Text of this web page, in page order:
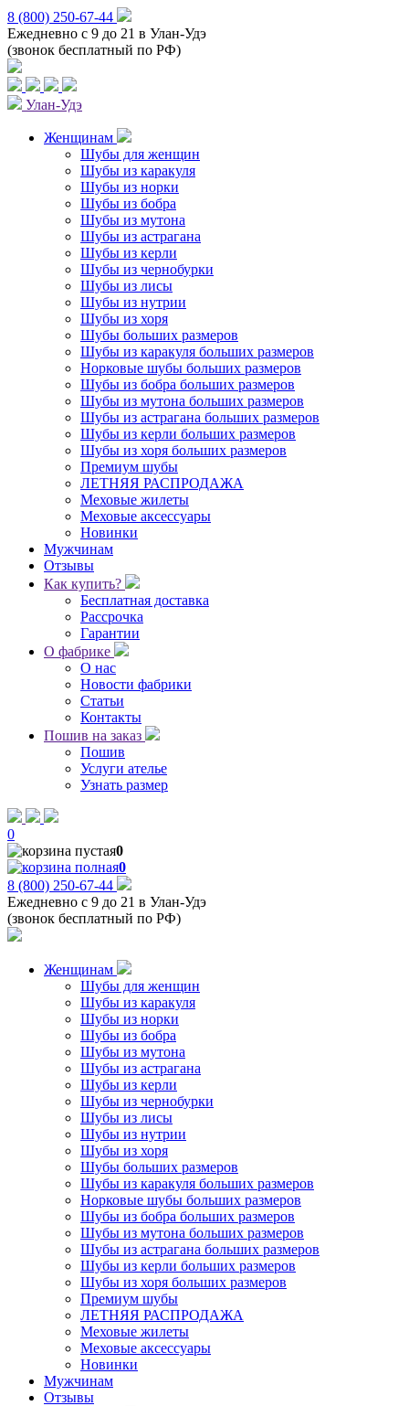
8 (800) 250-67-44
Ежедневно с 9 до 21 в Улан-Удэ
(звонок бесплатный по РФ)
Улан-Удэ
Женщинам
Шубы для женщин
Шубы из каракуля
Шубы из норки
Шубы из бобра
Шубы из мутона
Шубы из астрагана
Шубы из керли
Шубы из чернобурки
Шубы из лисы
Шубы из нутрии
Шубы из хоря
Шубы больших размеров
Шубы из каракуля больших размеров
Норковые шубы больших размеров
Шубы из бобра больших размеров
Шубы из мутона больших размеров
Шубы из астрагана больших размеров
Шубы из керли больших размеров
Шубы из хоря больших размеров
Премиум шубы
ЛЕТНЯЯ РАСПРОДАЖА
Меховые жилеты
Меховые аксессуары
Новинки
Мужчинам
Отзывы
Как купить?
Бесплатная доставка
Рассрочка
Гарантии
О фабрике
О нас
Новости фабрики
Статьи
Контакты
Пошив на заказ
Пошив
Услуги ателье
Узнать размер
0
0
0
8 (800) 250-67-44
Ежедневно с 9 до 21 в Улан-Удэ
(звонок бесплатный по РФ)
Женщинам
Шубы для женщин
Шубы из каракуля
Шубы из норки
Шубы из бобра
Шубы из мутона
Шубы из астрагана
Шубы из керли
Шубы из чернобурки
Шубы из лисы
Шубы из нутрии
Шубы из хоря
Шубы больших размеров
Шубы из каракуля больших размеров
Норковые шубы больших размеров
Шубы из бобра больших размеров
Шубы из мутона больших размеров
Шубы из астрагана больших размеров
Шубы из керли больших размеров
Шубы из хоря больших размеров
Премиум шубы
ЛЕТНЯЯ РАСПРОДАЖА
Меховые жилеты
Меховые аксессуары
Новинки
Мужчинам
Отзывы